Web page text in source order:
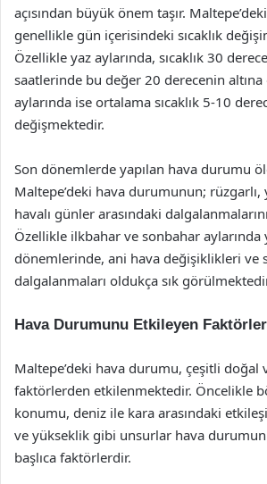
açısından büyük önem taşır.
genellikle gün içerisindeki sıcaklık
Özellikle yaz aylarında, sıcaklık 30
saatlerinde bu değer 20 derecenin altına
aylarında ise ortalama sıcaklık 5-10
değişmektedir.
Son dönemlerde yapılan hava durumu
Maltepe’deki hava durumunun; rüzgarlı,
havalı günler arasındaki
Özellikle ilkbahar ve sonbahar aylarında
dönemlerinde, ani hava değişiklikleri ve
dalgalanmaları oldukça sık
Hava Durumunu Etkileyen Faktörler
Maltepe’deki hava durumu, çeşitli doğal
faktörlerden etkilenmektedir. Öncelikle
konumu, deniz ile kara arasındaki
ve yükseklik gibi unsurlar hava
başlıca faktörlerdir.